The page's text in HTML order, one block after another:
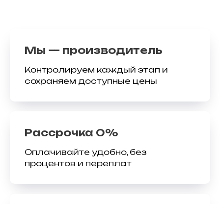
Мы — производитель
Контролируем каждый этап и
сохраняем доступные цены
Рассрочка 0%
Оплачивайте удобно, без
процентов и переплат